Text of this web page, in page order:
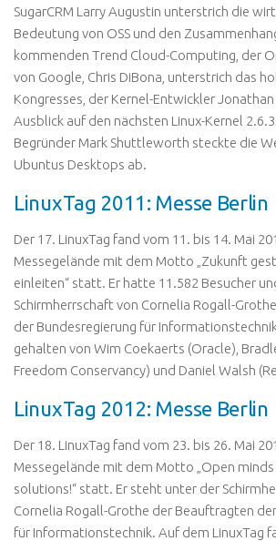
SugarCRM Larry Augustin unterstrich die
Bedeutung von OSS und den
kommenden Trend Cloud-Computing, der
von Google, Chris DiBona, unterstrich das
Kongresses, der Kernel-Entwickler
Ausblick auf den nächsten Linux-Kernel
Begründer Mark Shuttleworth steckte die
Ubuntus Desktops ab.
LinuxTag 2011: Messe Berlin
Der 17. LinuxTag fand vom 11. bis 14. Mai
Messegelände mit dem Motto „Zukunft
einleiten“ statt. Er hatte 11.582 Besucher
Schirmherrschaft von Cornelia Rogall-
der Bundesregierung für
gehalten von Wim Coekaerts (Oracle),
Freedom Conservancy) und Daniel Walsh
LinuxTag 2012: Messe Berlin
Der 18. LinuxTag fand vom 23. bis 26. Mai
Messegelände mit dem Motto „Open
solutions!“ statt. Er steht unter der
Cornelia Rogall-Grothe der Beauftragten
für Informationstechnik. Auf dem LinuxTag